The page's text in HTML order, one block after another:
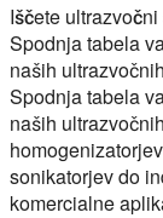
Iščete
Spodnja tabela
naših
Spodnja tabela
naših
sonikatorjev do
komercialne